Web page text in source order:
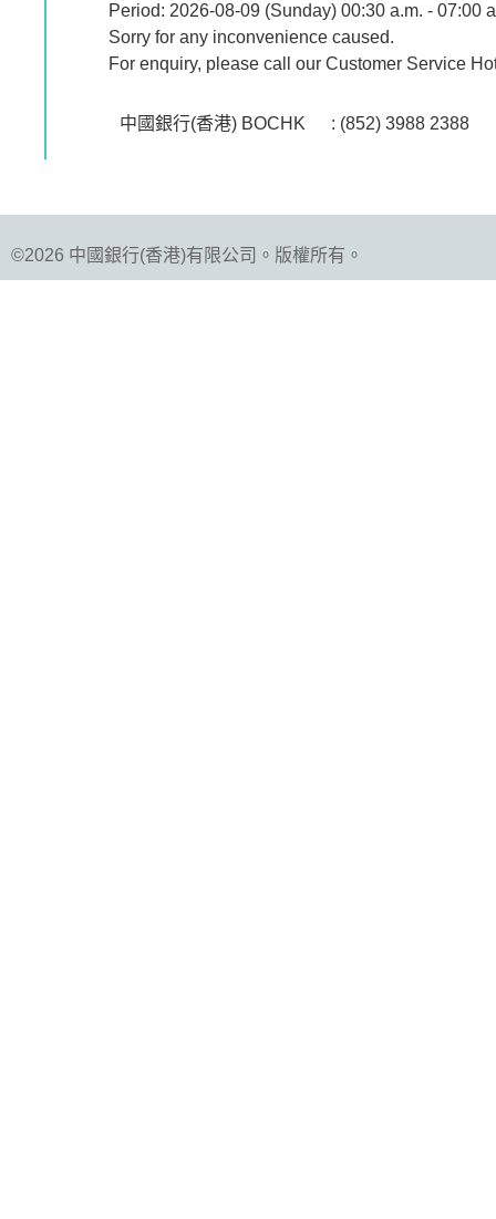
Period: 2026-08-09 (Sunday) 00:30 a.m. - 07:00
Sorry for any inconvenience caused.
For enquiry, please call our Customer Service
中國銀行(香港) BOCHK : (852) 3988 2388
©2026 中國銀行(香港)有限公司。版權所有。